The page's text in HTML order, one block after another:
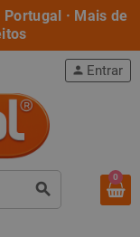
· Mais de
search
person Entrar
0